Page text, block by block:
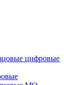
цифровые